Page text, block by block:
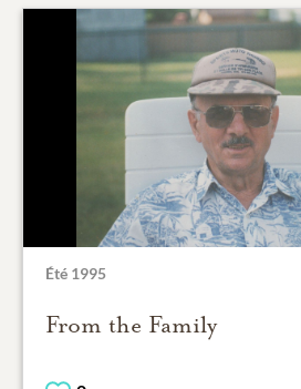
Été 1995
From the Family